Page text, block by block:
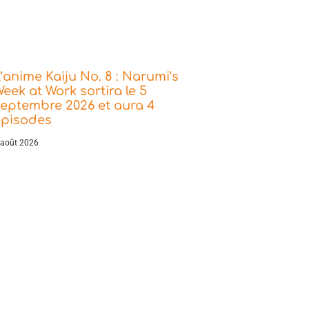
Kaiju No. 8 : Narumi’s
at Work sortira le 5
2026 et aura 4
2026